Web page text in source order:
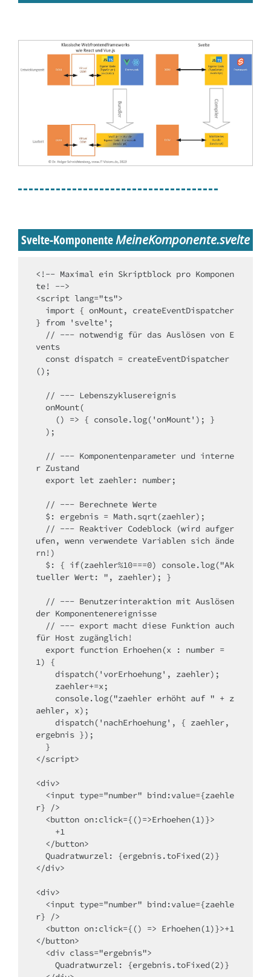
Svelte-KomponenteMeineKomponente.svelte
<!-- Maximal ein Skriptblock pro Komponen
te! -->
<script lang="ts">
import { onMount, createEventDispatcher
} from 'svelte'
vents
const dispatch = createEventDispatcher
();
  // --- Lebenszyklusereignis
    ()
=> { console.log( 'onMount' ); }
r Zustand
export let zaehler: number;
// --- Berechnete Werte
// --- Reaktiver Codeblock (wird aufger
ufen, wenn verwendete Variablen sich ände
rn!)
  $: {
if(zaehler%10===0) console.log("Ak
tueller Wert: " , zaehler); }
der Komponentenereignisse
für Host zugänglich!
export function Erhoehen(x : number =
1) {
    dispatch(
'vorErhoehung' , zaehler);
    console.log(
"zaehler erhöht auf " + z
aehler, x);
    dispatch(
'nachErhoehung' , { zaehler,
ergebnis });
</script>
<div>
  <input
type="number" bind :value={zaehle
r} />
  <button
on:click={ ()=>Erhoehen(1)}>
  Quadratwurzel:
{ergebnis.toFixed(2)}
</div>
<div>
  <
input type="number" bind :value={zaehle
r} />
  <
button on:click={ () => Erhoehen(1)}>+1
</button>
  <div
class="ergebnis">
    Quadratwurzel:
{ergebnis.toFixed(2)}